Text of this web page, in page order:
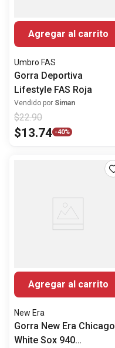
Agregar al carrito
Umbro FAS
Gorra Deportiva
Lifestyle FAS Roja
Vendido por Siman
$22.90
$13.74 -40%
Agregar al carrito
New Era
Gorra New Era Chicago
White Sox 940